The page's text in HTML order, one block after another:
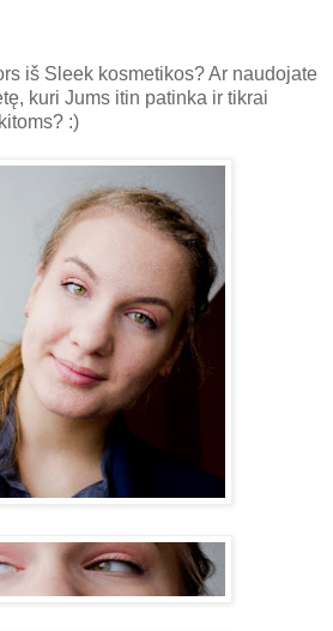
iš Sleek kosmetikos? Ar naudojate
kuri Jums itin patinka ir tikrai
:)